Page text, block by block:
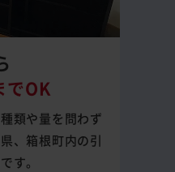
でOK
類や量を問わず
、箱根町内の引
す。